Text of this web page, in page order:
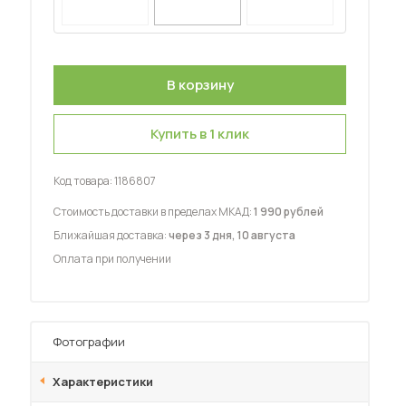
Купить в 1 клик
Код товара:1186807
Стоимость доставки в пределах МКАД:1 990 рублей
Ближайшая доставка:через 3 дня, 10 августа
Оплата при получении
Фотографии
Характеристики